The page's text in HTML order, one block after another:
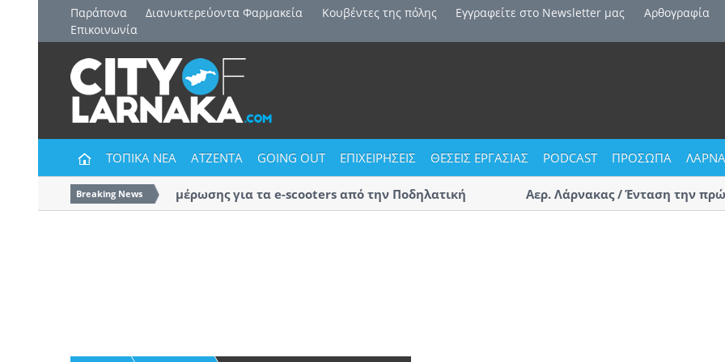
Παράπονα Διανυκτερεύοντα Φαρμακεία Kουβέντες της πόλης Εγγραφείτε στο Newsletter μας Αρθογραφία
Επικοινωνία
ΤΟΠΙΚΑ ΝΕΑ ΑΤΖΕΝΤΑ GOING OUT ΕΠΙΧΕΙΡΗΣΕΙΣ ΘΕΣΕΙΣ ΕΡΓΑΣΙΑΣ PODCAST ΠΡΟΣΩΠΑ
Breaking News
Εκστρατεία ενημέρωσης για τα e-scooters από την Ποδηλατική
Αστυνομία Λάρνακας
Αερ. Λάρνακας / Ένταση την πρώτη
αφίξεις – Επαγγελματίες οδηγοί